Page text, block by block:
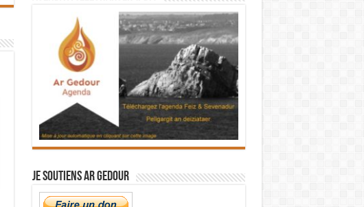
Je soutiens Ar Gedour